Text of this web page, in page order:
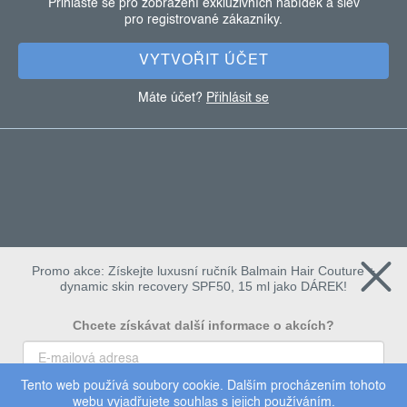
Tento web používá soubory cookie. Dalším procházením tohoto
webu vyjadřujete souhlas s jejich používáním.
Přihlaste se pro zobrazení exkluzivních nabídek a slev
pro registrované zákazníky.
VYTVOŘIT ÚČET
Máte účet? Přihlásit se
Promo akce: Získejte luxusní ručník Balmain Hair Couture +
dynamic skin recovery SPF50, 15 ml jako DÁREK!
Chcete získávat další informace o akcích?
To chci